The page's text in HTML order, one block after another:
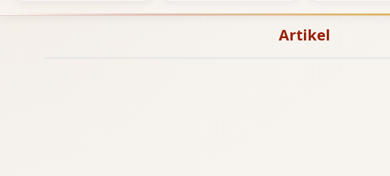
Artikel